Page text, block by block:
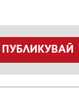
ПУБЛИКУВАЙ